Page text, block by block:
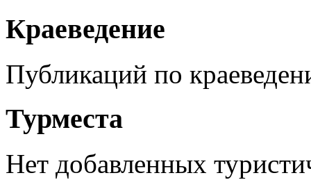
Краеведение
Публикаций по
Турместа
Нет добавленных